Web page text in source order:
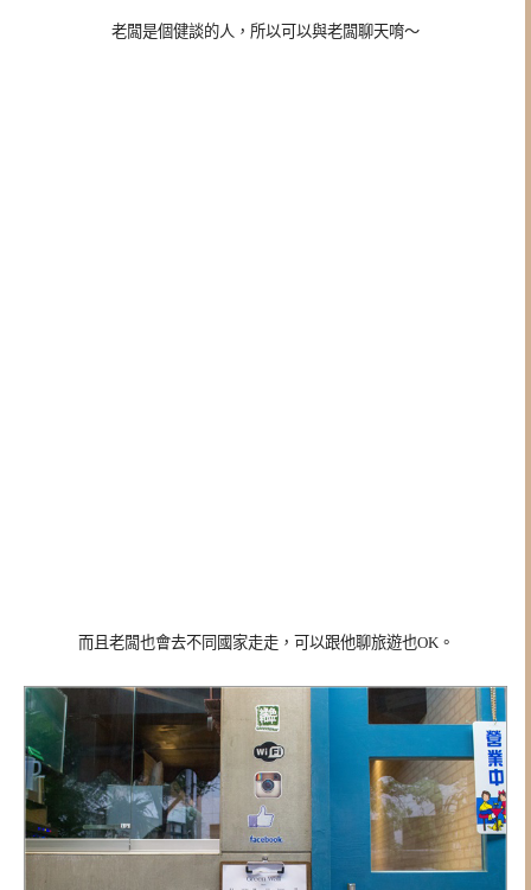
老闆是個健談的人，所以可以與老闆聊天唷～
而且老闆也會去不同國家走走，可以跟他聊旅遊也OK。